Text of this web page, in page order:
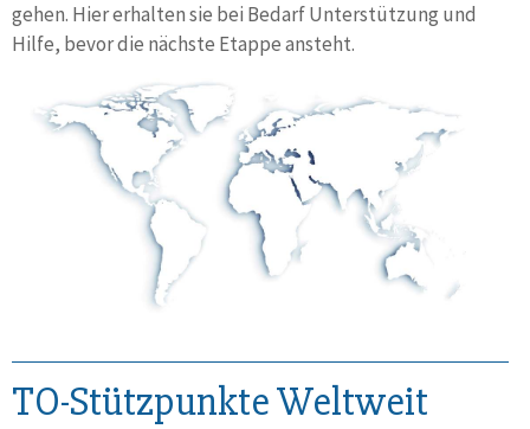
gehen. Hier erhalten sie bei Bedarf Unterstützung und
Hilfe, bevor die nächste Etappe ansteht.
TO-Stützpunkte Weltweit